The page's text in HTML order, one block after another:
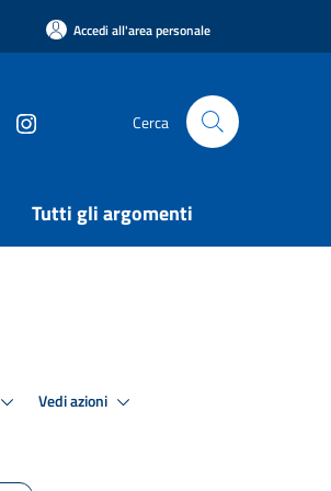
Accedi all'area personale
Cerca
Tutti gli argomenti
Vedi azioni